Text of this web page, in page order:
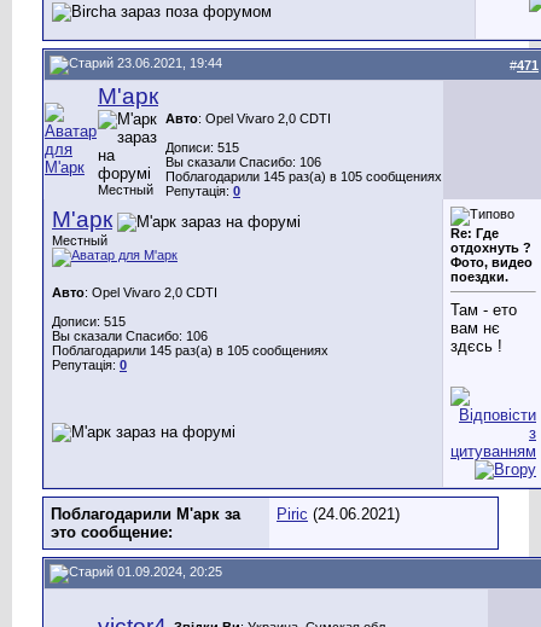
23.06.2021, 19:44 #471
М'арк
Местный
Авто: Opel Vivaro 2,0 CDTI
Дописи: 515
Вы сказали Спасибо: 106
Поблагодарили 145 раз(а) в 105 сообщениях
Репутація: 0
М'арк
Местный
Авто: Opel Vivaro 2,0 CDTI
Дописи: 515
Вы сказали Спасибо: 106
Поблагодарили 145 раз(а) в 105 сообщениях
Репутація: 0
Re: Где
отдохнуть ?
Фото, видео
поездки.
Там - ето
вам нє
здєсь !
Поблагодарили М'арк за
это сообщение:
Piric (24.06.2021)
01.09.2024, 20:25